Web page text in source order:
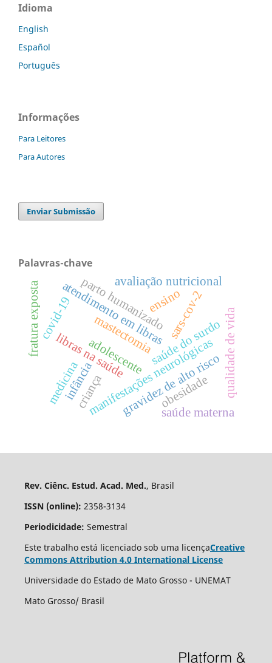
Idioma
English
Español
Português
Informações
Para Leitores
Para Autores
Enviar Submissão
Palavras-chave
saúde do surdo
libras na saúde
atendimento em librassars-cov-2
covid-19
manifestações neurológicasqualidade de vida
mastectomia
gravidez de alto risco
obesidade
criança
adolescente
avaliação nutricional
saúde materna
parto humanizado
fratura exposta
infância
medicina
ensino
Rev. Ciênc. Estud. Acad. Med., Brasil
ISSN (online): 2358-3134
Periodicidade: Semestral
Este trabalho está licenciado sob uma licençaCreative
Commons Attribution 4.0 International License
Universidade do Estado de Mato Grosso - UNEMAT
Mato Grosso/ Brasil